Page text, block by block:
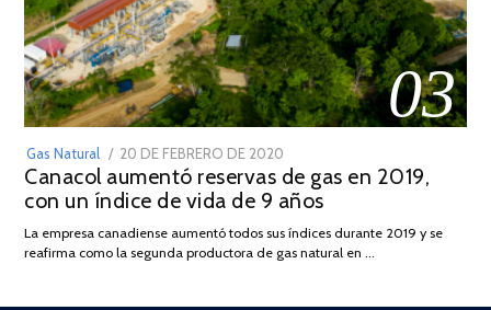
03
Gas Natural
POSTED
ON
20 DE FEBRERO DE 2020
DE
JULIO
2025
Canacol aumentó reservas de gas en 2019,
con un índice de vida de 9 años
La empresa canadiense aumentó todos sus índices durante 2019 y se
reafirma como la segunda productora de gas natural en …